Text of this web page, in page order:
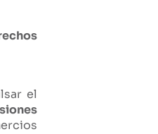
el